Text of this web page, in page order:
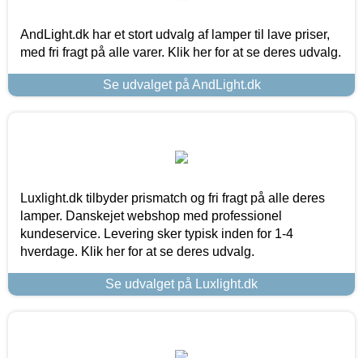
AndLight.dk har et stort udvalg af lamper til lave priser,
med fri fragt på alle varer. Klik her for at se deres udvalg.
Se udvalget på AndLight.dk
Luxlight.dk tilbyder prismatch og fri fragt på alle deres
lamper. Danskejet webshop med professionel
kundeservice. Levering sker typisk inden for 1-4
hverdage. Klik her for at se deres udvalg.
Se udvalget på Luxlight.dk